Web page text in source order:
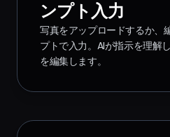
ンプト入力
写真をアップロードするか、
プトで入力。AIが指示を理解
を編集します。